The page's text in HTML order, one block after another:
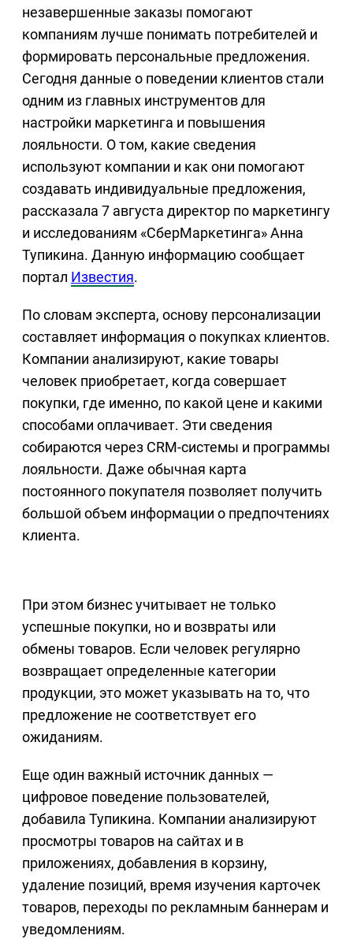
незавершенные заказы помогают
компаниям лучше понимать потребителей и
формировать персональные предложения.
Сегодня данные о поведении клиентов стали
одним из главных инструментов для
настройки маркетинга и повышения
лояльности. О том, какие сведения
используют компании и как они помогают
создавать индивидуальные предложения,
рассказала 7 августа директор по маркетингу
и исследованиям «СберМаркетинга» Анна
Тупикина. Данную информацию сообщает
портал Известия.
По словам эксперта, основу персонализации
составляет информация о покупках клиентов.
Компании анализируют, какие товары
человек приобретает, когда совершает
покупки, где именно, по какой цене и какими
способами оплачивает. Эти сведения
собираются через CRM-системы и программы
лояльности. Даже обычная карта
постоянного покупателя позволяет получить
большой объем информации о предпочтениях
клиента.
При этом бизнес учитывает не только
успешные покупки, но и возвраты или
обмены товаров. Если человек регулярно
возвращает определенные категории
продукции, это может указывать на то, что
предложение не соответствует его
ожиданиям.
Еще один важный источник данных —
цифровое поведение пользователей,
добавила Тупикина. Компании анализируют
просмотры товаров на сайтах и в
приложениях, добавления в корзину,
удаление позиций, время изучения карточек
товаров, переходы по рекламным баннерам и
уведомлениям.